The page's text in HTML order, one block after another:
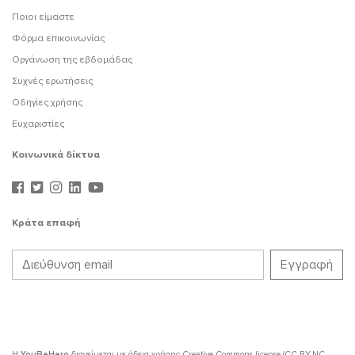
Ποιοι είμαστε
Φόρμα επικοινωνίας
Οργάνωση της εβδομάδας
Συχνές ερωτήσεις
Οδηγίες χρήσης
Ευχαριστίες
Κοινωνικά δίκτυα
Κράτα επαφή